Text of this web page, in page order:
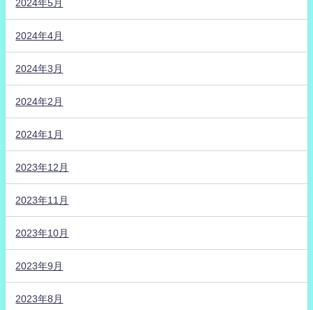
2024年5月
2024年4月
2024年3月
2024年2月
2024年1月
2023年12月
2023年11月
2023年10月
2023年9月
2023年8月